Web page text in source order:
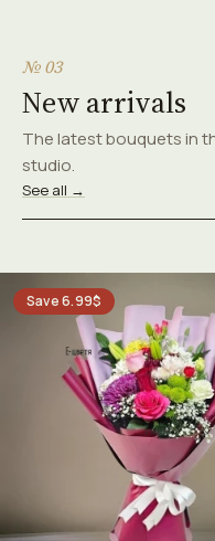
№ 03
New arrivals
The latest bouquets in
studio.
See all →
Save 6.99$